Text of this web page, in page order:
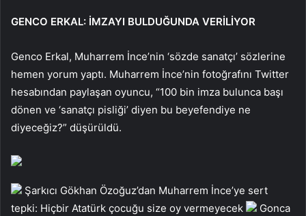
GENCO ERKAL: İMZAYI BULDUĞUNDA VERİLİYOR
Genco Erkal, Muharrem İnce’nin ‘sözde sanatçı’ sözlerine
hemen yorum yaptı. Muharrem İnce’nin fotoğrafını Twitter
hesabından paylaşan oyuncu, “100 bin imza bulunca başı
dönen ve ‘sanatçı pisliği’ diyen bu beyefendiye ne
diyeceğiz?” düşürüldü.
Şarkıcı Gökhan Özoğuz’dan Muharrem İnce’ye sert
tepki: Hiçbir Atatürk çocuğu size oy vermeyecek
Gonca